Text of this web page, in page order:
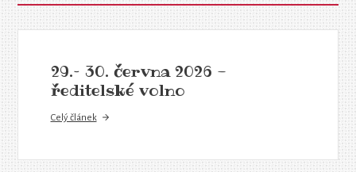
29.– 30. června 2026 -
ředitelské volno
Celý článek